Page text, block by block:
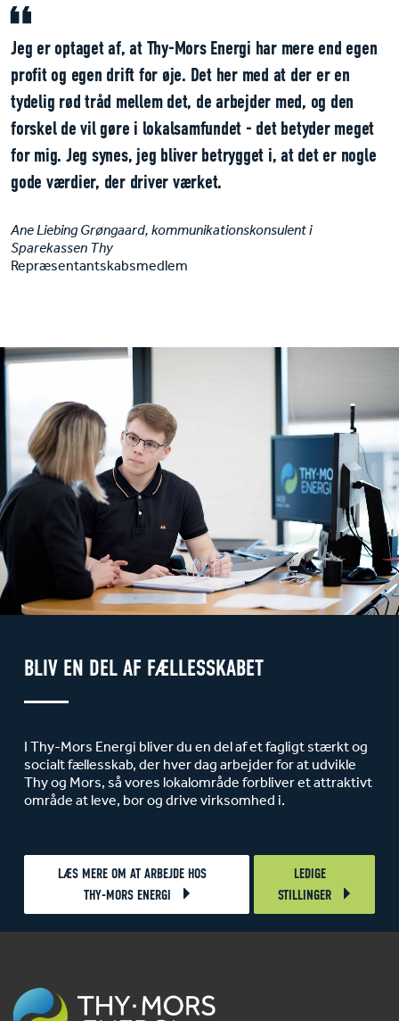
Jeg er optaget af, at Thy-Mors Energi har mere end egen
profit og egen drift for øje. Det her med at der er en
tydelig rød tråd mellem det, de arbejder med, og den
forskel de vil gøre i lokalsamfundet - det betyder meget
for mig. Jeg synes, jeg bliver betrygget i, at det er nogle
gode værdier, der driver værket.
Ane Liebing Grøngaard, kommunikationskonsulent i
Sparekassen Thy
Repræsentantskabsmedlem
BLIV EN DEL AF FÆLLESSKABET
I Thy-Mors Energi bliver du en del af et fagligt stærkt og
socialt fællesskab, der hver dag arbejder for at udvikle
Thy og Mors, så vores lokalområde forbliver et attraktivt
område at leve, bor og drive virksomhed i.
LÆS MERE OM AT ARBEJDE HOS
THY-MORS ENERGI
LEDIGE
STILLINGER